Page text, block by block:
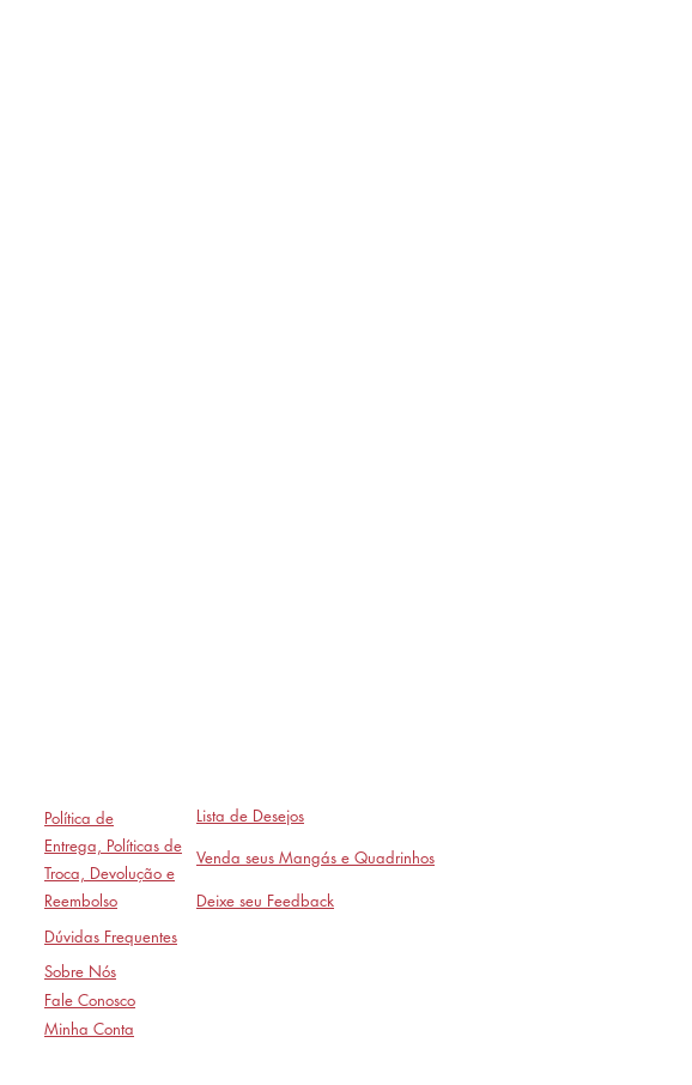
Política de
Entrega, Políticas de
Troca, Devolução e
Reembolso
Lista de Desejos
Venda seus Mangás e Quadrinhos
Deixe seu Feedback
Dúvidas Frequentes
Sobre Nós
Fale Conosco
Minha Conta